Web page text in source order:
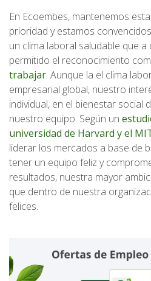
En Ecoembes, mantenemos
prioridad y estamos
un clima laboral saludable que a
permitido el reconocimiento
trabajar. Aunque la el clima
empresarial global, nuestro
individual, en el bienestar social
nuestro equipo. Según un
universidad de Harvard y el
liderar los mercados a base de
tener un equipo feliz y
resultados, nuestra mayor
que dentro de nuestra
felices.